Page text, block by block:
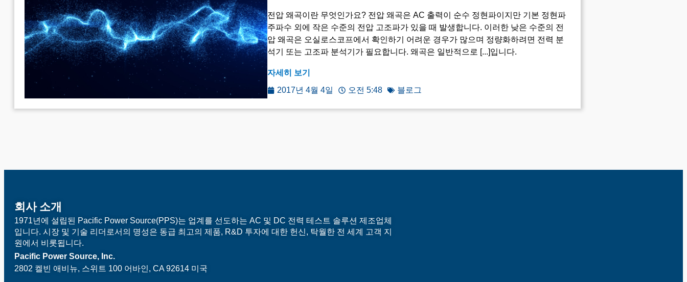
전압 왜곡이란 무엇인가요? 전압 왜곡은 AC 출력이 순수 정현파이지만 기본 정현파
주파수 외에 작은 수준의 전압 고조파가 있을 때 발생합니다. 이러한 낮은 수준의 전
압 왜곡은 오실로스코프에서 확인하기 어려운 경우가 많으며 정량화하려면 전력 분
석기 또는 고조파 분석기가 필요합니다. 왜곡은 일반적으로 [...]입니다.
자세히 보기
2017년 4월 4일
오전 5:48 블로그
회사 소개
1971년에 설립된 Pacific Power Source(PPS)는 업계를 선도하는 AC 및 DC 전력 테스트 솔루션 제조업체
입니다. 시장 및 기술 리더로서의 명성은 동급 최고의 제품, R&D 투자에 대한 헌신, 탁월한 전 세계 고객 지
원에서 비롯됩니다.
Pacific Power Source, Inc.
2802 켈빈 애비뉴, 스위트 100 어바인, CA 92614 미국